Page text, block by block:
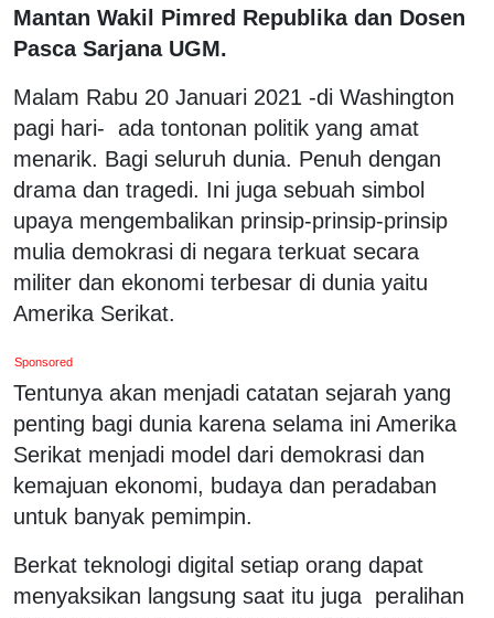
Mantan Wakil Pimred Republika dan Dosen
Pasca Sarjana UGM.
Malam Rabu 20 Januari 2021 -di Washington
pagi hari- ada tontonan politik yang amat
menarik. Bagi seluruh dunia. Penuh dengan
drama dan tragedi. Ini juga sebuah simbol
upaya mengembalikan prinsip-prinsip-prinsip
mulia demokrasi di negara terkuat secara
militer dan ekonomi terbesar di dunia yaitu
Amerika Serikat.
Sponsored
Tentunya akan menjadi catatan sejarah yang
penting bagi dunia karena selama ini Amerika
Serikat menjadi model dari demokrasi dan
kemajuan ekonomi, budaya dan peradaban
untuk banyak pemimpin.
Berkat teknologi digital setiap orang dapat
menyaksikan langsung saat itu juga peralihan